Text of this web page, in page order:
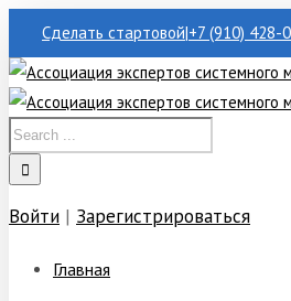
Сделать стартовой|+7 (910) 428-
Войти | Зарегистрироваться
Главная